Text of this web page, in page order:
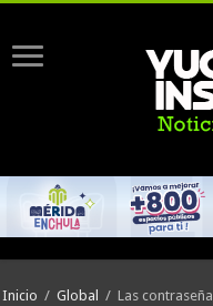
Inicio / Global / Las